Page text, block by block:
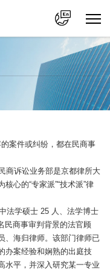
案件或纠纷，都在民商事
商诉讼业务部是京都律所大
心的“专家派”“技术派”律
法学硕士 25 人、法学博士
民商事审判背景的法官顾
、海归律师。该部门律师已
办案经验和娴熟的出庭技
水平，并深入研究某一专业